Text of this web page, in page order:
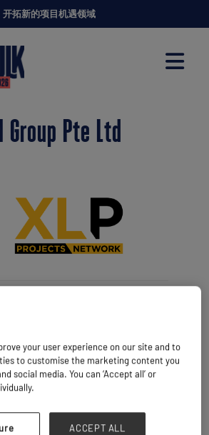
开拓新的项目机遇领域
Group Pte Ltd
于项目货物运输和货运代理的
网络。该公司总部位于泰国曼
隶属于AIN Group Pte Ltd，其
个国家，汇聚了近300家经过严
好的物流公司。 XLP专注于海
重型货物装卸与运输，致力于
共享及高标准的专业精神。其
管理团队在项目物流领域经验
your user experience on our site and to
to customise the marketing content you
social media. You can ‘Accept all’ or
ACCEPT ALL